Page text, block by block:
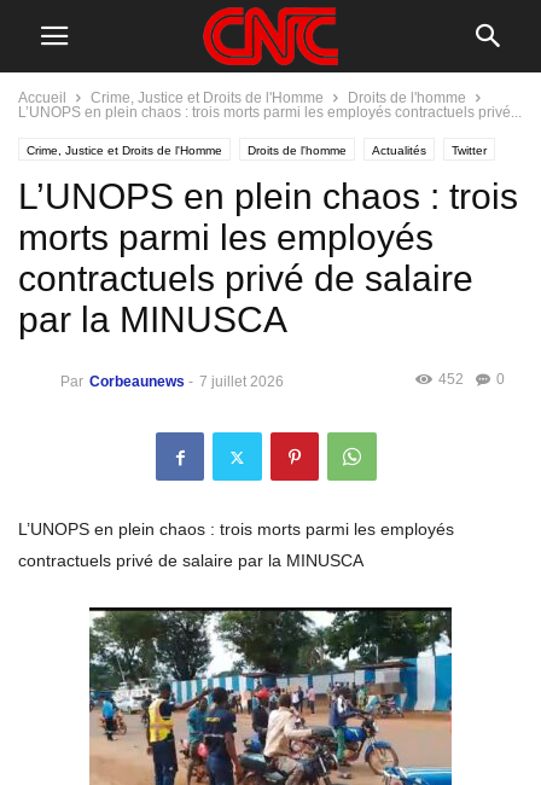
Accueil Crime, Justice et Droits de l'Homme
Droits de l'homme
L’UNOPS en plein chaos : trois morts parmi les employés contractuels privé...
Crime, Justice et Droits de l'Homme Droits de l'homme Actualités Twitter
L’UNOPS en plein chaos : trois
morts parmi les employés
contractuels privé de salaire
par la MINUSCA
Par Corbeaunews - 7 juillet 2026 0
452
L’UNOPS en plein chaos : trois morts parmi les employés
contractuels privé de salaire par la MINUSCA